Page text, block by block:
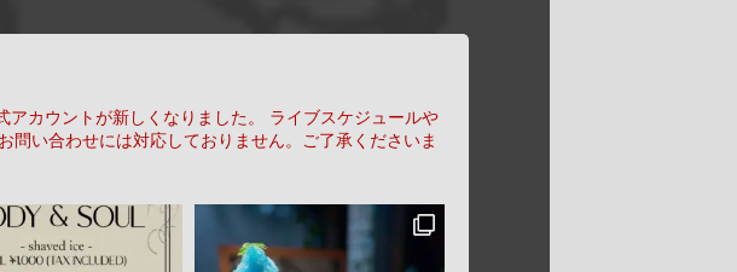
カウントが新しくなりました。
ライブスケジュールや
問い合わせには対応しておりません。ご了承くださいま